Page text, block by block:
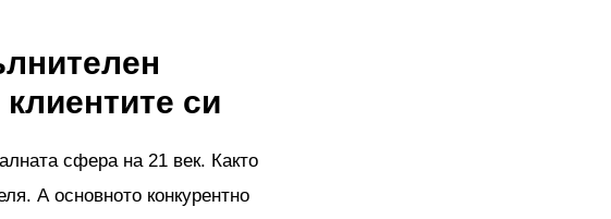
си
сфера на 21 век. Както
А основното конкурентно